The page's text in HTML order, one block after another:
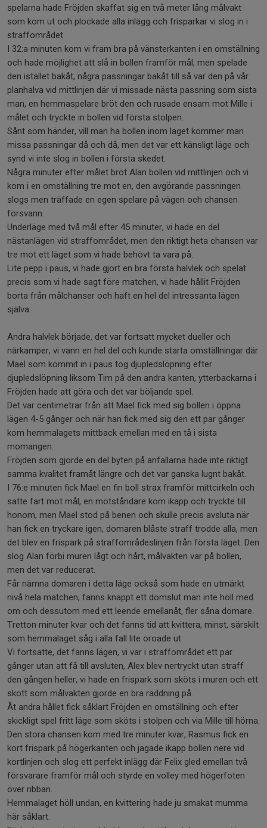
spelarna hade Fröjden skaffat sig en två meter lång målvakt
som kom ut och plockade alla inlägg och frisparkar vi slog in i
straffområdet.
I 32:a minuten kom vi fram bra på vänsterkanten i en omställning
och hade möjlighet att slå in bollen framför mål, men spelade
den istället bakåt, några passningar bakåt till så var den på vår
planhalva vid mittlinjen där vi missade nästa passning som sista
man, en hemmaspelare bröt den och rusade ensam mot Mille i
målet och tryckte in bollen vid första stolpen.
Sånt som händer, vill man ha bollen inom laget kommer man
missa passningar då och då, men det var ett känsligt läge och
synd vi inte slog in bollen i första skedet.
Några minuter efter målet bröt Alan bollen vid mittlinjen och vi
kom i en omställning tre mot en, den avgörande passningen
slogs men träffade en egen spelare på vägen och chansen
försvann.
Underläge med två mål efter 45 minuter, vi hade en del
nästanlägen vid straffområdet, men den riktigt heta chansen var
tre mot ett läget som vi hade behövt ta vara på.
Lite pepp i paus, vi hade gjort en bra första halvlek och spelat
precis som vi hade sagt före matchen, vi hade hållit Fröjden
borta från målchanser och haft en hel del intressanta lägen
själva.
Andra halvlek började, det var fortsatt mycket dueller och
närkamper, vi vann en hel del och kunde starta omställningar där
Mael som kommit in i paus tog djupledslöpning efter
djupledslöpning liksom Tim på den andra kanten, ytterbackarna i
Fröjden hade att göra och det var böljande spel.
Det var centimetrar från att Mael fick med sig bollen i öppna
lägen 4-5 gånger och när han fick med sig den ett par gånger
kom hemmalagets mittback emellan med en tå i sista
momangen.
Fröjden som gjorde en del byten på anfallarna hade inte riktigt
samma kvalitet framåt längre och det var ganska lugnt bakåt.
I 76:e minuten fick Mael en fin boll strax framför mittcirkeln och
satte fart mot mål, en motståndare kom ikapp och tryckte till
honom, men Mael stod på benen och skulle precis avsluta när
han fick en tryckare igen, domaren blåste straff trodde alla, men
det blev en frispark på straffområdeslinjen från första läget. Den
slog Alan förbi muren lågt och hårt, målvakten var på bollen,
men det var reducerat.
Får nämna domaren i detta läge också som hade en utmärkt
nivå hela matchen, fanns knappt ett domslut man inte höll med
om och dessutom med ett leende emellanåt, fler såna domare.
Tretton minuter kvar och det fanns tid att kvittera, minst, särskilt
som hemmalaget såg i alla fall lite oroade ut.
Vi fortsatte, det fanns lägen, vi var i straffområdet ett par
gånger utan att få till avsluten, Alex blev nertryckt utan straff
den gången heller, vi hade en frispark som sköts i muren och ett
skott som målvakten gjorde en bra räddning på.
Åt andra hållet fick såklart Fröjden en omställning och efter
skickligt spel fritt läge som sköts i stolpen och via Mille till hörna.
Den stora chansen kom med tre minuter kvar, Rasmus fick en
kort frispark på högerkanten och jagade ikapp bollen nere vid
kortlinjen och slog ett perfekt inlägg där Felix gled emellan två
försvarare framför mål och styrde en volley med högerfoten
över ribban.
Hemmalaget höll undan, en kvittering hade ju smakat mumma
här såklart.